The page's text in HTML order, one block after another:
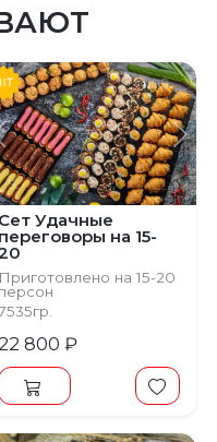
Сет Удачные
переговоры на 15-
Приготовлено на 15-20
персон
127 шт.
22 800 ₽